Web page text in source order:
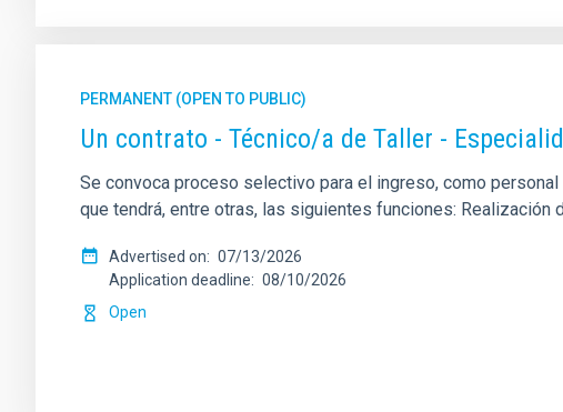
PERMANENT (OPEN TO PUBLIC)
Un contrato - Técnico/a de Taller -
Se convoca proceso selectivo para el ingreso, como
que tendrá, entre otras, las siguientes funciones: Realización
Advertised on
07/13/2026
Application deadline
08/10/2026
Open